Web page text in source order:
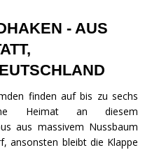
- AUS
finden auf bis zu sechs
Heimat an diesem
aus massivem Nussbaum
ansonsten bleibt die Klappe